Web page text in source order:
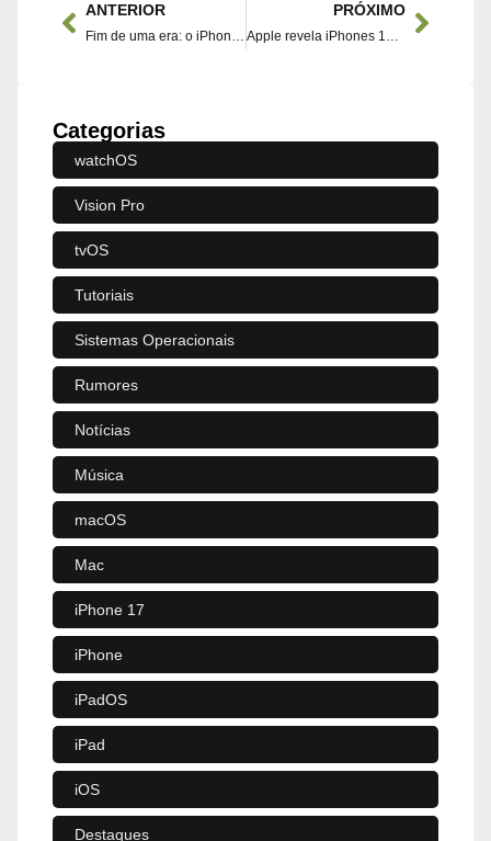
ANTERIOR
Fim de uma era: o iPhone 16 não incluirá adesivos na caixa
PRÓXIMO
Apple revela iPhones 16 e 16 Plus com maior capacidade de RAM: veja o impacto!
Categorias
watchOS
Vision Pro
tvOS
Tutoriais
Sistemas Operacionais
Rumores
Notícias
Música
macOS
Mac
iPhone 17
iPhone
iPadOS
iPad
iOS
Destaques